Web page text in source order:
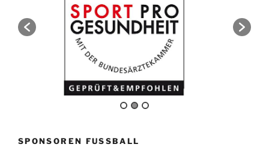
SPONSOREN FUSSBALL